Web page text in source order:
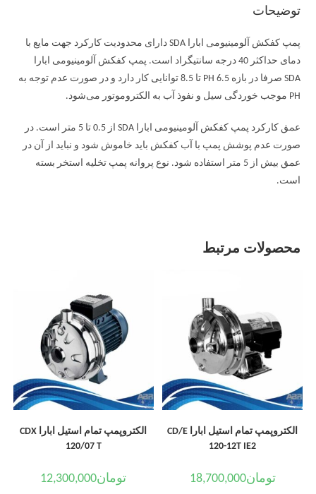
توضیحات
پمپ کفکش آلومینیومی ابارا SDA دارای محدودیت کارکرد جهت مایع با
دمای حداکثر 40 درجه سانتیگراد است. پمپ کفکش آلومینیومی ابارا
SDA صرفا در بازه PH 6.5 تا 8.5 توانایی کار دارد و در صورت عدم توجه به
PH موجب خوردگی سیل و نفوذ آب به الکتروموتور می‌شود.
عمق کارکرد پمپ کفکش آلومینیومی ابارا SDA از 0.5 تا 5 متر است. در
صورت عدم پوشش پمپ با آب کفکش باید خاموش شود و نباید از آن در
عمق بیش از 5 متر استفاده شود. نوع پروانه پمپ تخلیه استخر بسته
است.
محصولات مرتبط
الکتروپمپ تمام استیل ابارا CD/E
120-12T IE2
تومان18,700,000
الکتروپمپ تمام استیل ابارا CDX
120/07 T
تومان12,300,000